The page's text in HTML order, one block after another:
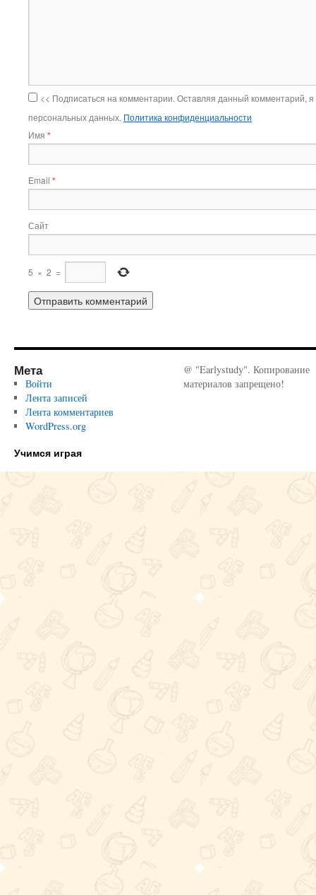
<< Подписаться на комментарии. Оставляя данный комментарий,
персональных данных. Политика конфиденциальности
Имя *
Email *
Сайт
5 × 2 =
Мета
Войти
Лента записей
Лента комментариев
WordPress.org
@ "Earlystudy". Копирование
материалов запрещено!
Учимся играя